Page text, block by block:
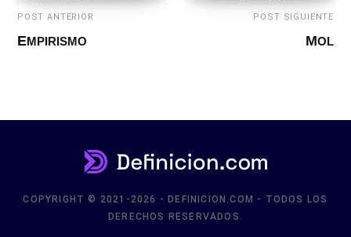
DERECHOS RESERVADOS.
CONTACTO PRIVACIDAD